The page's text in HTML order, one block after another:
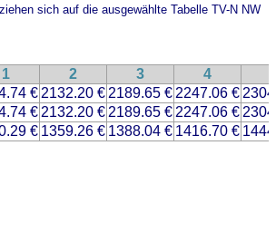
sich auf die ausgewählte Tabelle TV-N NW
1 2 3 4
€ 2132.20 € 2189.65 € 2247.06 €
€ 2132.20 € 2189.65 € 2247.06 €
€ 1359.26 € 1388.04 € 1416.70 €